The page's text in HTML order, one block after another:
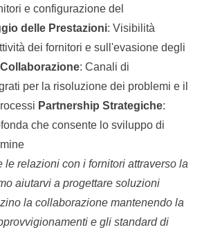
e configurazione del
delle Prestazioni: Visibilità
dei fornitori e sull'evasione degli
: Canali di
per la risoluzione dei problemi e il
Partnership Strategiche:
che consente lo sviluppo di
le relazioni con i fornitori attraverso la
aiutarvi a progettare soluzioni
la collaborazione mantenendo la
e gli standard di